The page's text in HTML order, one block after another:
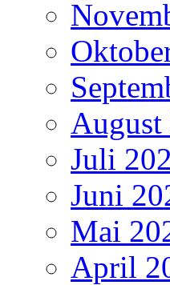
Juli
Juni
Mai
April